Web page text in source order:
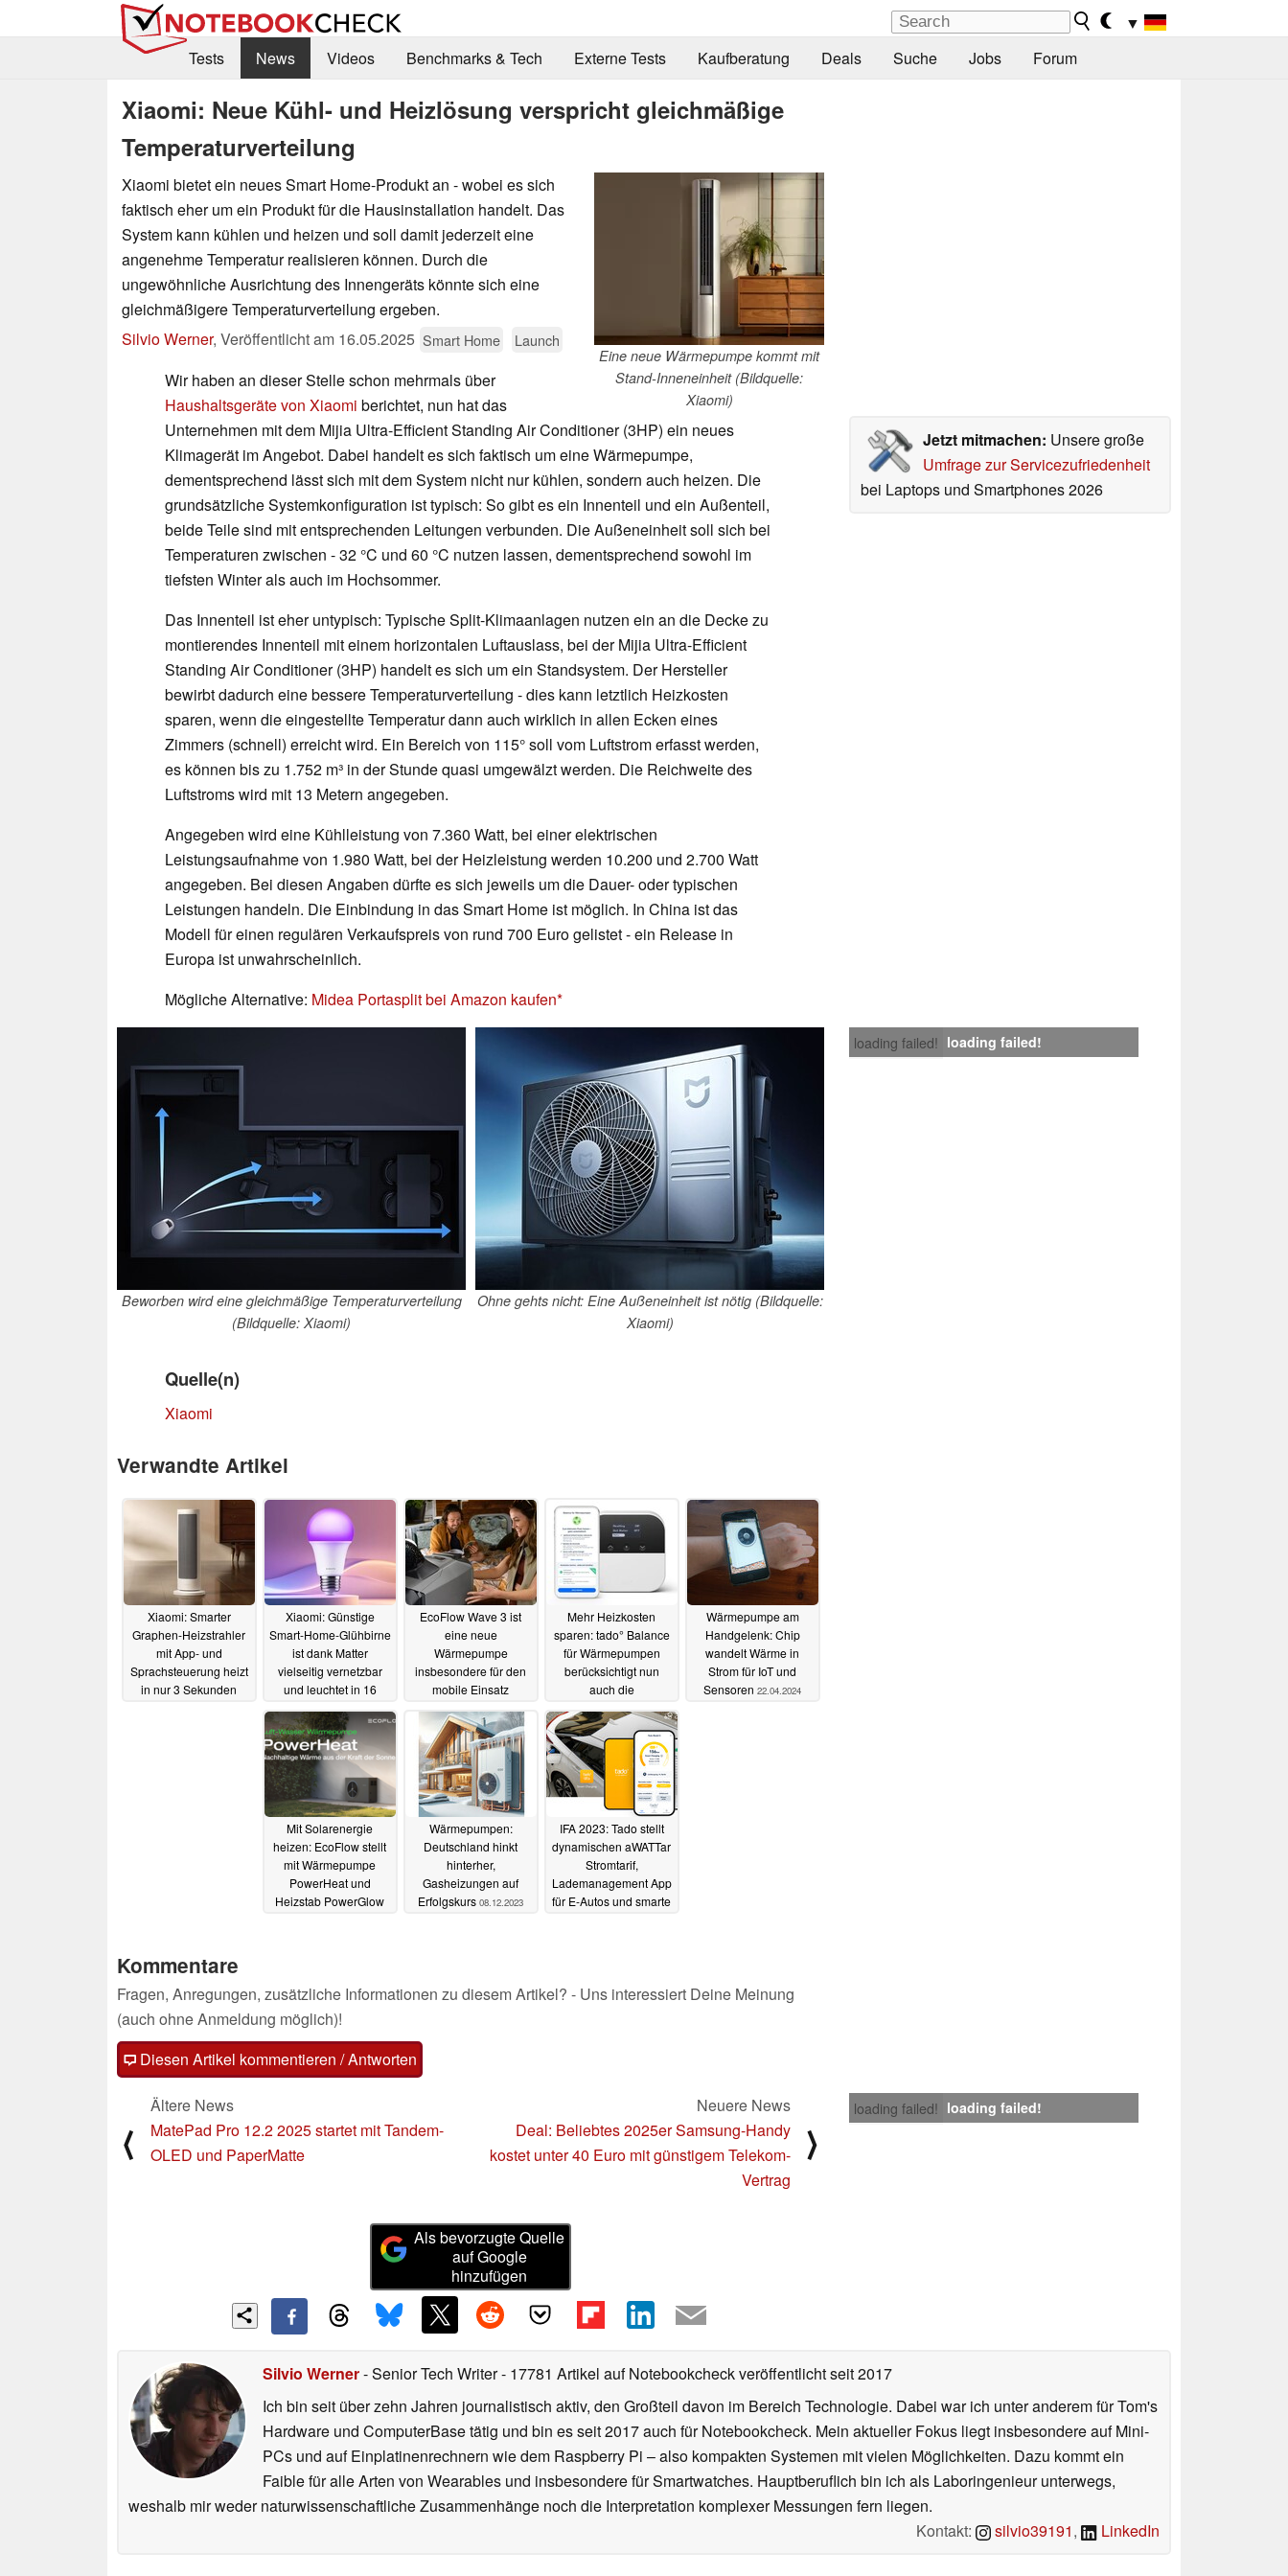
▼
Tests
News Videos Benchmarks & Tech Externe Tests Kaufberatung Deals Suche Jobs Forum
Xiaomi: Neue Kühl- und Heizlösung verspricht gleichmäßige
Temperaturverteilung
Eine neue Wärmepumpe kommt mit
Stand-Inneneinheit (Bildquelle:
Xiaomi)
Xiaomi bietet ein neues Smart Home-Produkt an - wobei es sich
faktisch eher um ein Produkt für die Hausinstallation handelt. Das
System kann kühlen und heizen und soll damit jederzeit eine
angenehme Temperatur realisieren können. Durch die
ungewöhnliche Ausrichtung des Innengeräts könnte sich eine
gleichmäßigere Temperaturverteilung ergeben.
Silvio Werner, Veröffentlicht am 16.05.2025 Smart Home Launch
Jetzt mitmachen: Unsere große
Umfrage zur Servicezufriedenheit
bei Laptops und Smartphones 2026
Wir haben an dieser Stelle schon mehrmals über
Haushaltsgeräte von Xiaomi berichtet, nun hat das
Unternehmen mit dem Mijia Ultra-Efficient Standing Air Conditioner (3HP) ein neues
Klimagerät im Angebot. Dabei handelt es sich faktisch um eine Wärmepumpe,
dementsprechend lässt sich mit dem System nicht nur kühlen, sondern auch heizen. Die
grundsätzliche Systemkonfiguration ist typisch: So gibt es ein Innenteil und ein Außenteil,
beide Teile sind mit entsprechenden Leitungen verbunden. Die Außeneinheit soll sich bei
Temperaturen zwischen - 32 °C und 60 °C nutzen lassen, dementsprechend sowohl im
tiefsten Winter als auch im Hochsommer.
Das Innenteil ist eher untypisch: Typische Split-Klimaanlagen nutzen ein an die Decke zu
montierendes Innenteil mit einem horizontalen Luftauslass, bei der Mijia Ultra-Efficient
Standing Air Conditioner (3HP) handelt es sich um ein Standsystem. Der Hersteller
bewirbt dadurch eine bessere Temperaturverteilung - dies kann letztlich Heizkosten
sparen, wenn die eingestellte Temperatur dann auch wirklich in allen Ecken eines
Zimmers (schnell) erreicht wird. Ein Bereich von 115° soll vom Luftstrom erfasst werden,
es können bis zu 1.752 m³ in der Stunde quasi umgewälzt werden. Die Reichweite des
Luftstroms wird mit 13 Metern angegeben.
Angegeben wird eine Kühlleistung von 7.360 Watt, bei einer elektrischen
Leistungsaufnahme von 1.980 Watt, bei der Heizleistung werden 10.200 und 2.700 Watt
angegeben. Bei diesen Angaben dürfte es sich jeweils um die Dauer- oder typischen
Leistungen handeln. Die Einbindung in das Smart Home ist möglich. In China ist das
Modell für einen regulären Verkaufspreis von rund 700 Euro gelistet - ein Release in
Europa ist unwahrscheinlich.
Mögliche Alternative: Midea Portasplit bei Amazon kaufen
loading failed! loading failed!
Beworben wird eine gleichmäßige Temperaturverteilung
(Bildquelle: Xiaomi)
Ohne gehts nicht: Eine Außeneinheit ist nötig (Bildquelle:
Xiaomi)
Quelle(n)
Xiaomi
Verwandte Artikel
Xiaomi: Smarter
Graphen-Heizstrahler
mit App- und
Sprachsteuerung heizt
in nur 3 Sekunden
Xiaomi: Günstige
Smart-Home-Glühbirne
ist dank Matter
vielseitig vernetzbar
und leuchtet in 16
27.05.2025
EcoFlow Wave 3 ist
eine neue
Wärmepumpe
insbesondere für den
mobile Einsatz
21.04.2025
Mehr Heizkosten
sparen: tado° Balance
für Wärmepumpen
berücksichtigt nun
auch die
01.08.2024
Wärmepumpe am
Handgelenk: Chip
wandelt Wärme in
Strom für IoT und
Sensoren 22.04.2024
Mit Solarenergie
heizen: EcoFlow stellt
mit Wärmepumpe
PowerHeat und
Heizstab PowerGlow
Wärmepumpen:
Deutschland hinkt
hinterher,
Gasheizungen auf
Erfolgskurs 08.12.2023
IFA 2023: Tado stellt
dynamischen aWATTar
Stromtarif,
Lademanagement App
für E-Autos und smarte
Kommentare
Fragen, Anregungen, zusätzliche Informationen zu diesem Artikel? - Uns interessiert Deine Meinung
(auch ohne Anmeldung möglich)!
Diesen Artikel kommentieren / Antworten
loading failed! loading failed!
⟨
Ältere News
MatePad Pro 12.2 2025 startet mit Tandem-
OLED und PaperMatte
Neuere News
Deal: Beliebtes 2025er Samsung-Handy
kostet unter 40 Euro mit günstigem Telekom-
Vertrag
⟩
Als bevorzugte Quelle
auf Google
hinzufügen
Silvio Werner- Senior Tech Writer- 17781 Artikel auf Notebookcheck veröffentlichtseit 2017
Ich bin seit über zehn Jahren journalistisch aktiv, den Großteil davon im Bereich Technologie. Dabei war ich unter anderem für Tom's
Hardware und ComputerBase tätig und bin es seit 2017 auch für Notebookcheck. Mein aktueller Fokus liegt insbesondere auf Mini-
PCs und auf Einplatinenrechnern wie dem Raspberry Pi – also kompakten Systemen mit vielen Möglichkeiten. Dazu kommt ein
Faible für alle Arten von Wearables und insbesondere für Smartwatches. Hauptberuflich bin ich als Laboringenieur unterwegs,
weshalb mir weder naturwissenschaftliche Zusammenhänge noch die Interpretation komplexer Messungen fern liegen.
Kontakt:
silvio39191, LinkedIn